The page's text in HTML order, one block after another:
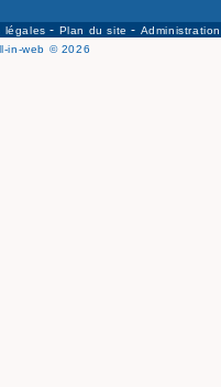
légales- Plan du site- Administration
in-web © 2026